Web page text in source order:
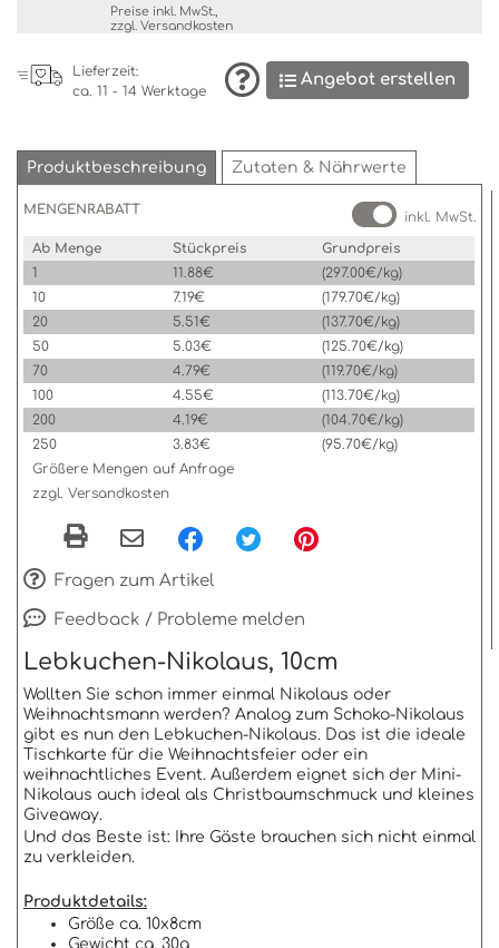
Preise inkl. MwSt.,
zzgl. Versandkosten
Lieferzeit:
ca. 11 - 14 Werktage
Angebot erstellen
Produktbeschreibung Zutaten & Nährwerte
MENGENRABATT
inkl. MwSt.
Ab Menge
Stückpreis
Grundpreis
1
11.88€
(297.00€/kg)
10
7.19€
(179.70€/kg)
20
5.51€
(137.70€/kg)
50
5.03€
(125.70€/kg)
70
4.79€
(119.70€/kg)
100
4.55€
(113.70€/kg)
200
4.19€
(104.70€/kg)
250
3.83€
(95.70€/kg)
Größere Mengen auf Anfrage
zzgl. Versandkosten
Fragen zum Artikel
Feedback / Probleme melden
Lebkuchen-Nikolaus, 10cm
Wollten Sie schon immer einmal Nikolaus oder
Weihnachtsmann werden? Analog zum Schoko-Nikolaus
gibt es nun den Lebkuchen-Nikolaus. Das ist die ideale
Tischkarte für die Weihnachtsfeier oder ein
weihnachtliches Event. Außerdem eignet sich der Mini-
Nikolaus auch ideal als Christbaumschmuck und kleines
Giveaway.
Und das Beste ist: Ihre Gäste brauchen sich nicht einmal
zu verkleiden.
Produktdetails:
Größe ca. 10x8cm
Gewicht ca. 30g